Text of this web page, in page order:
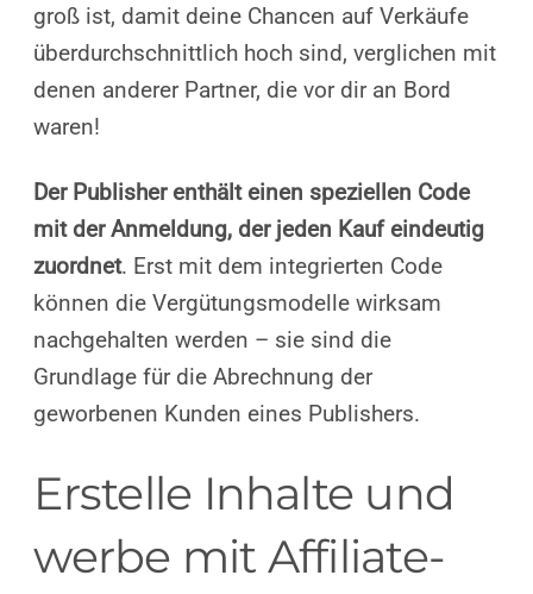
groß ist, damit deine Chancen auf Verkäufe
überdurchschnittlich hoch sind, verglichen mit
denen anderer Partner, die vor dir an Bord
waren!
Der Publisher enthält einen speziellen Code
mit der Anmeldung, der jeden Kauf eindeutig
zuordnet. Erst mit dem integrierten Code
können die Vergütungsmodelle wirksam
nachgehalten werden – sie sind die
Grundlage für die Abrechnung der
geworbenen Kunden eines Publishers.
Erstelle Inhalte und
werbe mit Affiliate-